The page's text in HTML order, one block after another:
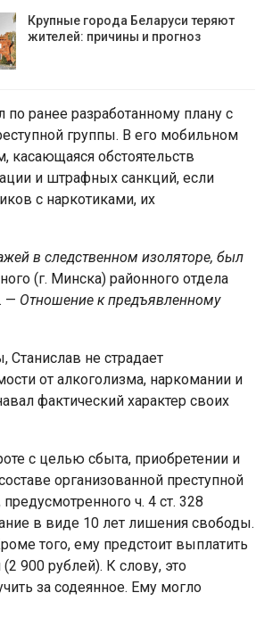
Крупные города Беларуси теряют
жителей: причины и прогноз
ранее разработанному плану с
группы. В его мобильном
обстоятельств
и штрафных санкций, если
с наркотиками, их
в следственном изоляторе, был
(г. Минска) районного отдела
— Отношение к предъявленному
Станислав не страдает
от алкоголизма, наркомании и
фактический характер своих
с целью сбыта, приобретении и
организованной преступной
ч. 4 ст. 328
в виде 10 лет лишения свободы.
того, ему предстоит выплатить
900 рублей). К слову, это
за содеянное. Ему могло